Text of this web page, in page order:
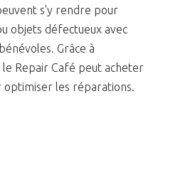
s'y rendre pour
objets défectueux avec
Grâce à
le Repair Café peut acheter
optimiser les réparations.